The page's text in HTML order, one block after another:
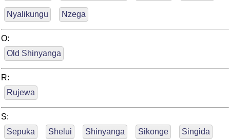
Nyalikungu Nzega
O:
Old Shinyanga
R:
Rujewa
S:
Sepuka
Shelui Shinyanga Sikonge Singida